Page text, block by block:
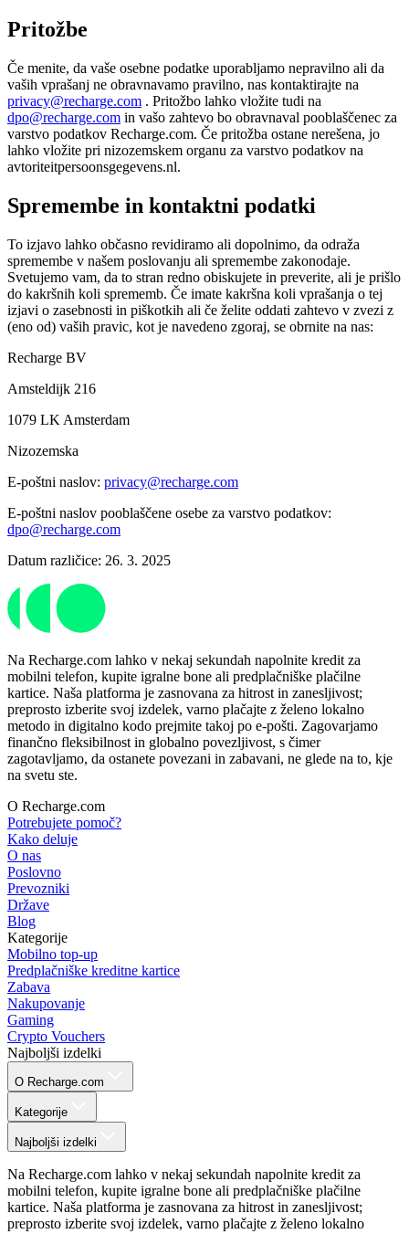
Pritožbe
Če menite, da vaše osebne podatke uporabljamo nepravilno ali da
vaših vprašanj ne obravnavamo pravilno, nas kontaktirajte na
privacy@recharge.com . Pritožbo lahko vložite tudi na
dpo@recharge.com in vašo zahtevo bo obravnaval pooblaščenec za
varstvo podatkov Recharge.com. Če pritožba ostane nerešena, jo
lahko vložite pri nizozemskem organu za varstvo podatkov na
avtoriteitpersoonsgegevens.nl.
Spremembe in kontaktni podatki
To izjavo lahko občasno revidiramo ali dopolnimo, da odraža
spremembe v našem poslovanju ali spremembe zakonodaje.
Svetujemo vam, da to stran redno obiskujete in preverite, ali je prišlo
do kakršnih koli sprememb. Če imate kakršna koli vprašanja o tej
izjavi o zasebnosti in piškotkih ali če želite oddati zahtevo v zvezi z
(eno od) vaših pravic, kot je navedeno zgoraj, se obrnite na nas:
Recharge BV
Amsteldijk 216
1079 LK Amsterdam
Nizozemska
E-poštni naslov: privacy@recharge.com
E-poštni naslov pooblaščene osebe za varstvo podatkov:
dpo@recharge.com
Datum različice: 26. 3. 2025
Na Recharge.com lahko v nekaj sekundah napolnite kredit za
mobilni telefon, kupite igralne bone ali predplačniške plačilne
kartice. Naša platforma je zasnovana za hitrost in zanesljivost;
preprosto izberite svoj izdelek, varno plačajte z želeno lokalno
metodo in digitalno kodo prejmite takoj po e-pošti. Zagovarjamo
finančno fleksibilnost in globalno povezljivost, s čimer
zagotavljamo, da ostanete povezani in zabavani, ne glede na to, kje
na svetu ste.
O Recharge.com
Potrebujete pomoč?
Kako deluje
O nas
Poslovno
Prevozniki
Države
Blog
Kategorije
Mobilno top-up
Predplačniške kreditne kartice
Zabava
Nakupovanje
Gaming
Crypto Vouchers
Najboljši izdelki
O Recharge.com
Kategorije
Najboljši izdelki
Na Recharge.com lahko v nekaj sekundah napolnite kredit za
mobilni telefon, kupite igralne bone ali predplačniške plačilne
kartice. Naša platforma je zasnovana za hitrost in zanesljivost;
preprosto izberite svoj izdelek, varno plačajte z želeno lokalno